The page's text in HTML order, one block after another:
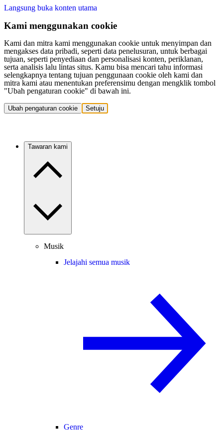
Langsung buka konten utama
Kami menggunakan cookie
Kami dan mitra kami menggunakan cookie untuk menyimpan dan
mengakses data pribadi, seperti data penelusuran, untuk berbagai
tujuan, seperti penyediaan dan personalisasi konten, periklanan,
serta analisis lalu lintas situs. Kamu bisa mencari tahu informasi
selengkapnya tentang tujuan penggunaan cookie oleh kami dan
mitra kami atau menentukan preferensimu dengan mengklik tombol
"Ubah pengaturan cookie" di bawah ini.
Ubah pengaturan cookie Setuju
Tawaran kami
Musik
Jelajahi semua musik
Genre